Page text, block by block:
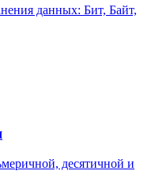
данных: Бит, Байт,
десятичной и